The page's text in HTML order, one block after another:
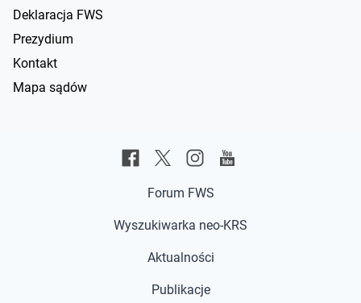
Deklaracja FWS
Prezydium
Kontakt
Mapa sądów
Forum FWS
Wyszukiwarka neo-KRS
Aktualności
Publikacje